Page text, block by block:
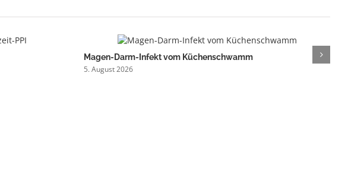
Magen-Darm-Infekt vom Küchenschwamm
5. August 2026